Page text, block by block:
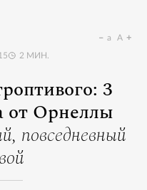
2 МИН.
a A
3
от Орнеллы
повседневный